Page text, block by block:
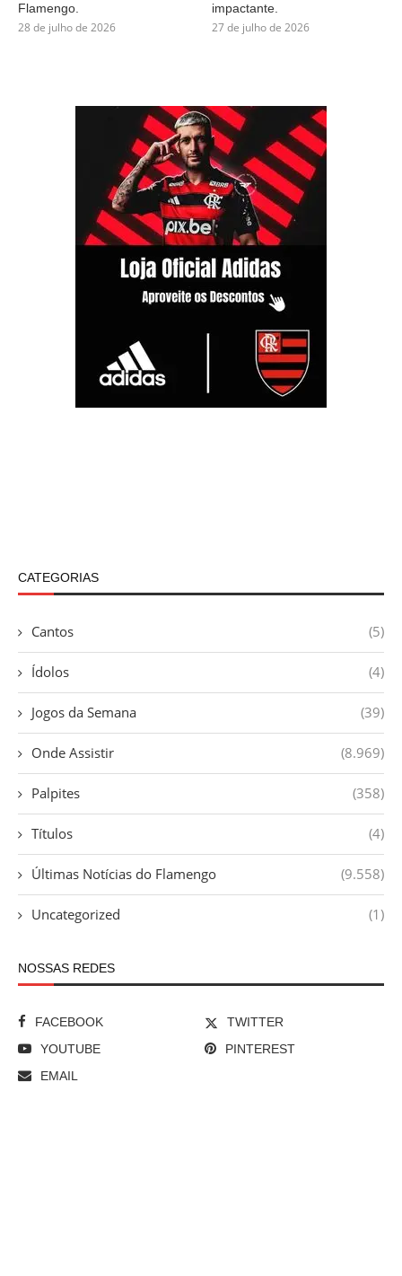
Flamengo.
28 de julho de 2026
impactante.
27 de julho de 2026
CATEGORIAS
Cantos (5)
Ídolos (4)
Jogos da Semana (39)
Onde Assistir (8.969)
Palpites (358)
Títulos (4)
Últimas Notícias do Flamengo (9.558)
Uncategorized (1)
NOSSAS REDES
FACEBOOK
TWITTER
YOUTUBE
PINTEREST
EMAIL